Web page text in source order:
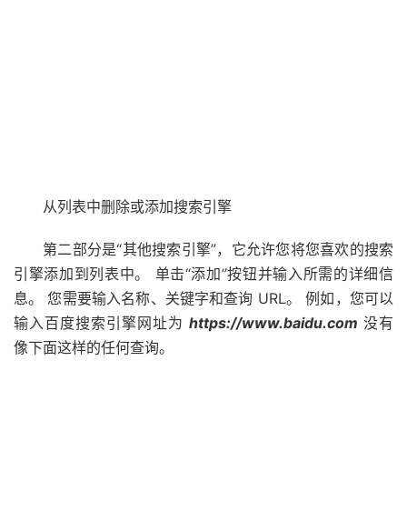
从列表中删除或添加搜索引擎
第二部分是“其他搜索引擎”，它允许您将您喜欢的搜索
引擎添加到列表中。 单击“添加”按钮并输入所需的详细信
息。 您需要输入名称、关键字和查询 URL。 例如，您可以
输入百度搜索引擎网址为 https://www.baidu.com 没有
像下面这样的任何查询。